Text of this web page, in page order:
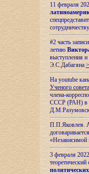
11 февраля
#2 часть
летию
выступления
Э.С.Дабагяна
На youtube
Ученого
члена-
СССР (РАН) в
П.П.Яковлев.
«Независимой
3 февраля
теоретический